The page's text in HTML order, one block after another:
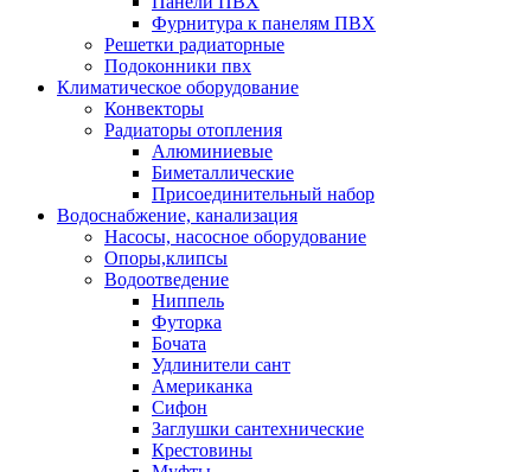
Фурнитура к панелям ПВХ
Решетки радиаторные
Подоконники пвх
Климатическое оборудование
Конвекторы
Радиаторы отопления
Алюминиевые
Биметаллические
Присоединительный набор
Водоснабжение, канализация
Насосы, насосное оборудование
Опоры,клипсы
Водоотведение
Ниппель
Футорка
Бочата
Удлинители сант
Американка
Сифон
Заглушки сантехнические
Крестовины